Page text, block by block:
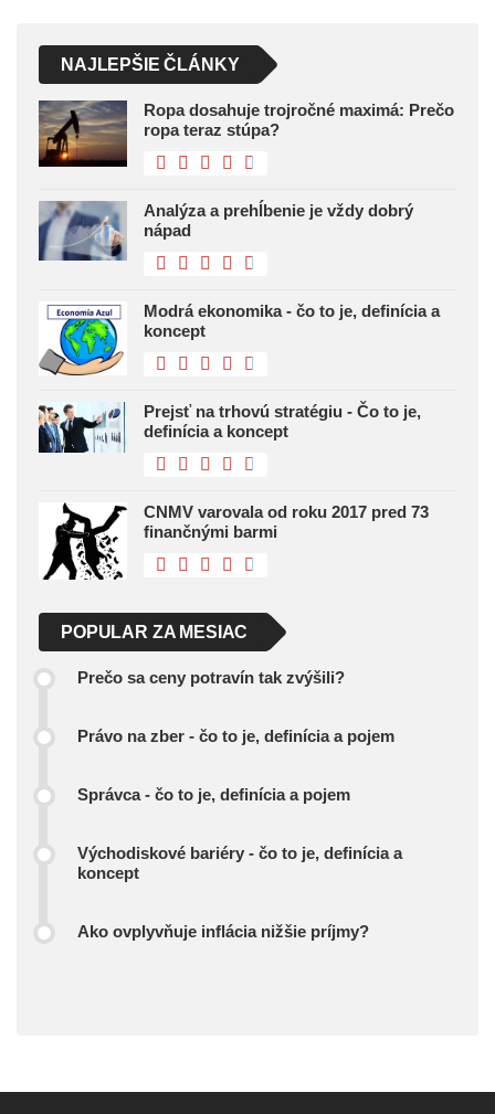
NAJLEPŠIE ČLÁNKY
Ropa dosahuje trojročné maximá: Prečo
ropa teraz stúpa?
Analýza a prehĺbenie je vždy dobrý
nápad
Modrá ekonomika - čo to je, definícia a
koncept
Prejsť na trhovú stratégiu - Čo to je,
definícia a koncept
CNMV varovala od roku 2017 pred 73
finančnými barmi
POPULAR ZA MESIAC
Prečo sa ceny potravín tak zvýšili?
Právo na zber - čo to je, definícia a pojem
Správca - čo to je, definícia a pojem
Východiskové bariéry - čo to je, definícia a
koncept
Ako ovplyvňuje inflácia nižšie príjmy?